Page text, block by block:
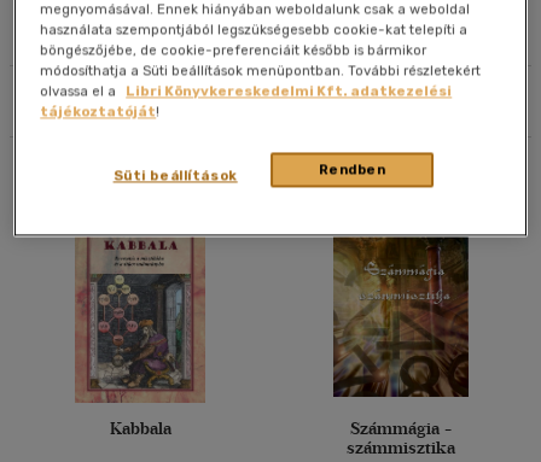
Olvasói vélemények
Szűrés Rendezés
Megjelenítés
20 db / oldal
Alkalmaz
Összesen db
Kabbala
Számmágia -
számmisztika
megnyomásával. Ennek hiányában weboldalunk csak a weboldal
használata szempontjából legszükségesebb cookie-kat telepíti a
böngészőjébe, de cookie-preferenciáit később is bármikor
módosíthatja a Süti beállítások menüpontban. További részletekért
olvassa el a
Libri Könyvkereskedelmi Kft. adatkezelési
tájékoztatóját!
Rendben
Süti beállítások